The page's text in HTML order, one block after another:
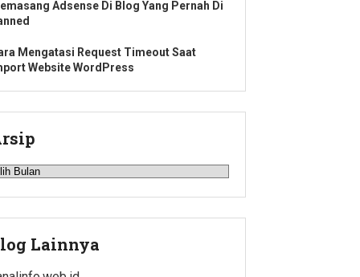
Adsense Di Blog Yang Pernah Di
Mengatasi Request Timeout Saat
Website WordPress
Lainnya